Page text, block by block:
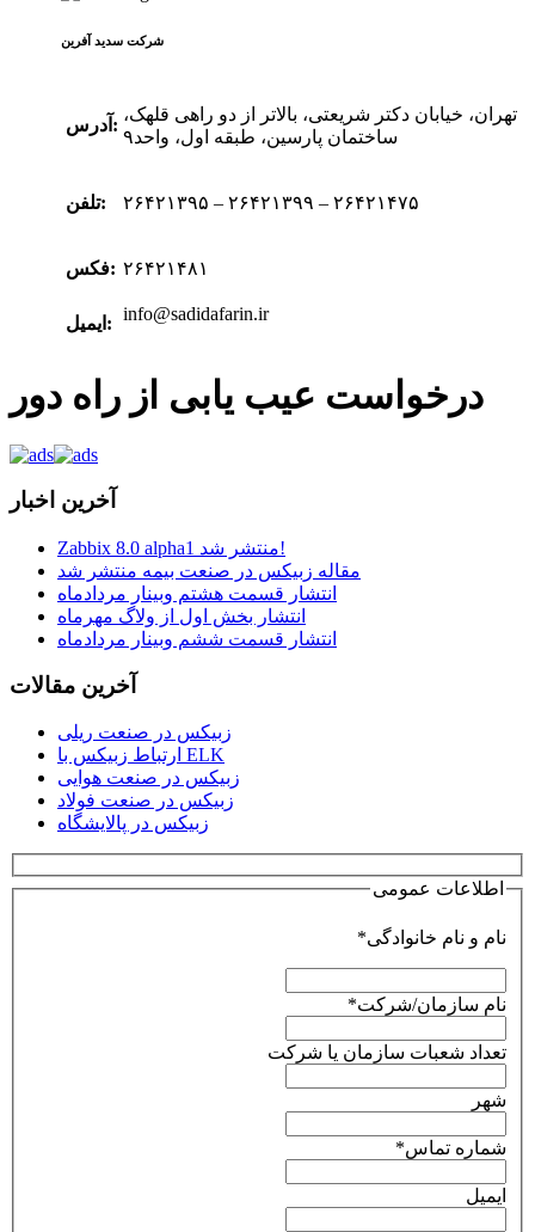
شرکت سدید‌ آفرین
آدرس:
تهران، خیابان دکتر شریعتی، بالاتر از دو راهی قلهک،
ساختمان پارسین، طبقه اول، واحد۹
تلفن: ۲۶۴۲۱۳۹۵ – ۲۶۴۲۱۳۹۹ – ۲۶۴۲۱۴۷۵
فکس: ۲۶۴۲۱۴۸۱
ایمیل: info@sadidafarin.ir
درخواست عیب یابی از راه دور
آخرین اخبار
Zabbix 8.0 alpha1 منتشر شد!
مقاله زبیکس در صنعت بیمه منتشر شد
انتشار قسمت هشتم وبینار مردادماه
انتشار بخش اول از ولاگ مهرماه
انتشار قسمت ششم وبینار مردادماه
آخرین مقالات
زبیکس در صنعت ریلی
ارتباط زبیکس با ELK
زبیکس در صنعت هوایی
زبیکس در صنعت فولاد
زبیکس در پالایشگاه
اطلاعات عمومی
نام و نام خانوادگی*
نام سازمان/شرکت*
تعداد شعبات سازمان یا شرکت
شهر
شماره تماس*
ایمیل